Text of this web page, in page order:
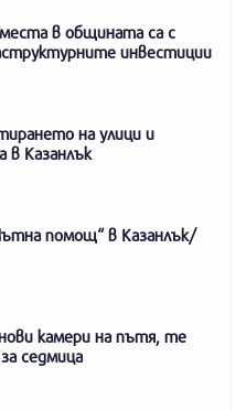
в общината са с
инвестиции
на улици и
в Казанлък
помощ“ в Казанлък/
камери на пътя, те
седмица